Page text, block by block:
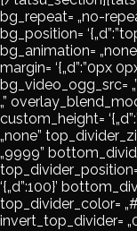
bg_repeat= „no-
bg_position=
bg_animation=
margin= ‘{„d”:”0px
bg_video_ogg_src=
„”
custom_height=
„none”
„9999”
‘{„d”:100}’
top_divider_color=
invert_top_divider=